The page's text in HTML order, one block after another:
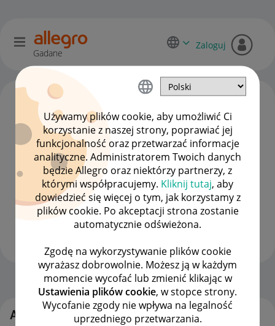
Używamy plików cookie, aby umożliwić Ci
korzystanie z naszej strony, poprawiać jej
funkcjonalność oraz przetwarzać informacje
analityczne. Administratorem Twoich danych
będzie Allegro oraz niektórzy partnerzy, z
którymi współpracujemy. Kliknij tutaj, aby
dowiedzieć się więcej o tym, jak korzystamy z
plików cookie. Po akceptacji strona zostanie
automatycznie odświeżona.
Zgodę na wykorzystywanie plików cookie
wyrażasz dobrowolnie. Możesz ją w każdym
momencie wycofać lub zmienić klikając w
Ustawienia plików cookie, w stopce strony.
Wycofanie zgody nie wpływa na legalność
uprzedniego przetwarzania.
Gadane
Zaloguj
w_kiwi
Moderacja Społeczności
Strona Główna OPCJE
Aktywność w_kiwi